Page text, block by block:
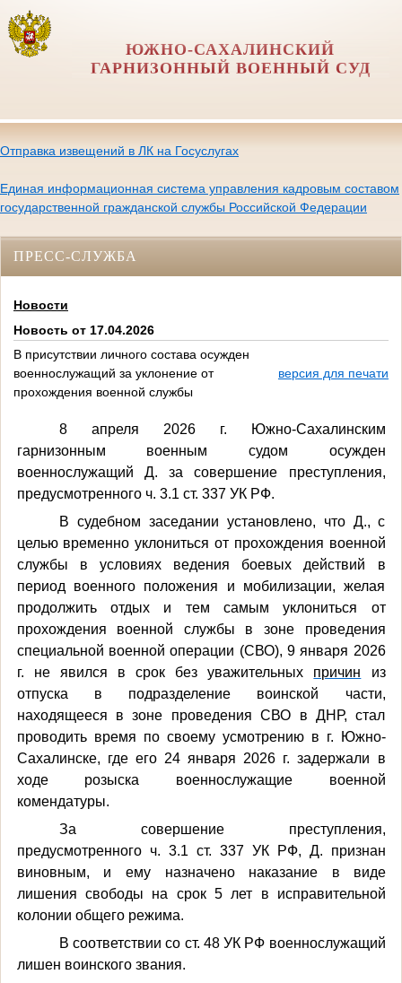
ЮЖНО-САХАЛИНСКИЙ
ГАРНИЗОННЫЙ ВОЕННЫЙ СУД
Отправка извещений в ЛК на Госуслугах
Единая информационная система управления кадровым составом
государственной гражданской службы Российской Федерации
ПРЕСС-СЛУЖБА
Новости
Новость от 17.04.2026
В присутствии личного состава осужден
военнослужащий за уклонение от
прохождения военной службы
версия для печати
8 апреля 2026 г. Южно-Сахалинским
гарнизонным военным судом осужден
военнослужащий Д. за совершение преступления,
предусмотренного ч. 3.1 ст. 337 УК РФ.
В судебном заседании установлено, что Д., с
целью временно уклониться от прохождения военной
службы в условиях ведения боевых действий в
период военного положения и мобилизации, желая
продолжить отдых и тем самым уклониться от
прохождения военной службы в зоне проведения
специальной военной операции (СВО), 9 января 2026
г. не явился в срок без уважительных причин из
отпуска в подразделение воинской части,
находящееся в зоне проведения СВО в ДНР, стал
проводить время по своему усмотрению в г. Южно-
Сахалинске, где его 24 января 2026 г. задержали в
ходе розыска военнослужащие военной
комендатуры.
За совершение преступления,
предусмотренного ч. 3.1 ст. 337 УК РФ, Д. признан
виновным, и ему назначено наказание в виде
лишения свободы на срок 5 лет в исправительной
колонии общего режима.
В соответствии со ст. 48 УК РФ военнослужащий
лишен воинского звания.